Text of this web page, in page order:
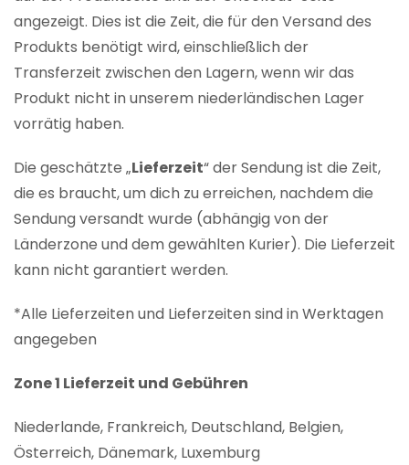
angezeigt. Dies ist die Zeit, die für den Versand des
Produkts benötigt wird, einschließlich der
Transferzeit zwischen den Lagern, wenn wir das
Produkt nicht in unserem niederländischen Lager
vorrätig haben.
Die geschätzte „Lieferzeit“ der Sendung ist die Zeit,
die es braucht, um dich zu erreichen, nachdem die
Sendung versandt wurde (abhängig von der
Länderzone und dem gewählten Kurier). Die Lieferzeit
kann nicht garantiert werden.
*Alle Lieferzeiten und Lieferzeiten sind in Werktagen
angegeben
Zone 1 Lieferzeit und Gebühren
Niederlande, Frankreich, Deutschland, Belgien,
Österreich, Dänemark, Luxemburg